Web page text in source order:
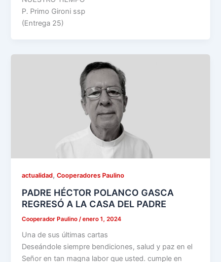
P. Primo Gironi ssp
(Entrega 25)
actualidad,Cooperadores Paulino
PADRE HÉCTOR POLANCO GASCA
REGRESÓ A LA CASA DEL PADRE
Cooperador Paulino /enero 1, 2024
Una de sus últimas cartas
Deseándole siempre bendiciones, salud y paz en el
Señor en tan magna labor que usted. cumple en